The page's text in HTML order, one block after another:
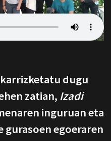
dugu
zatian, Izadi
inguruan eta
gurasoen egoeraren